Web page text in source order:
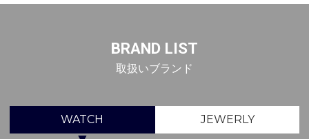
BRAND LIST
取扱いブランド
WATCH JEWERLY